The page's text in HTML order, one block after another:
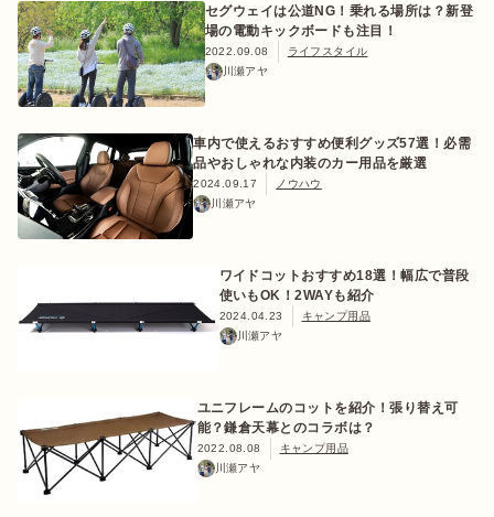
セグウェイは公道NG！乗れる場所は？新登
場の電動キックボードも注目！
2022.09.08
ライフスタイル
川瀬アヤ
車内で使えるおすすめ便利グッズ57選！必需
品やおしゃれな内装のカー用品を厳選
2024.09.17
ノウハウ
川瀬アヤ
ワイドコットおすすめ18選！幅広で普段
使いもOK！2WAYも紹介
2024.04.23
キャンプ用品
川瀬アヤ
ユニフレームのコットを紹介！張り替え可
能？鎌倉天幕とのコラボは？
2022.08.08
キャンプ用品
川瀬アヤ